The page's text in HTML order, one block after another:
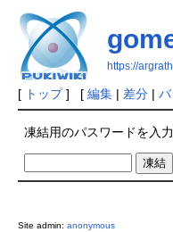
https://
[ トップ] [ 編集| 差分|
凍結用のパスワードを入
Site admin: anonymous